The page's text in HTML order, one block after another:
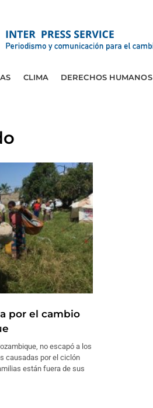
CLIMA DERECHOS HUMANOS
por el cambio
no escapó a los
causadas por el ciclón
están fuera de sus